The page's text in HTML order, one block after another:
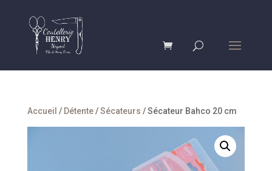
Accueil / Détente/Sécateurs / Sécateur Bahco 20 cm